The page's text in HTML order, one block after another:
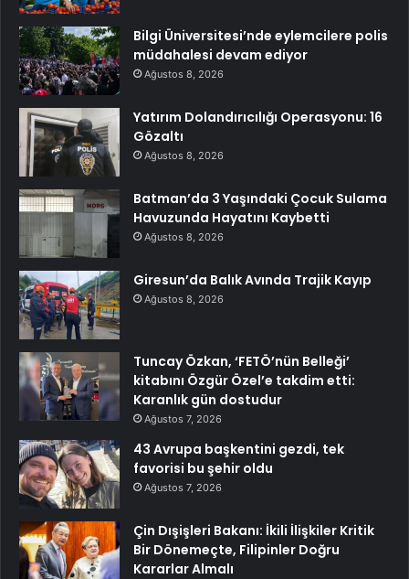
Bilgi Üniversitesi’nde eylemcilere polis
müdahalesi devam ediyor
Ağustos 8, 2026
Yatırım Dolandırıcılığı Operasyonu: 16
Gözaltı
Ağustos 8, 2026
Batman’da 3 Yaşındaki Çocuk Sulama
Havuzunda Hayatını Kaybetti
Ağustos 8, 2026
Giresun’da Balık Avında Trajik Kayıp
Ağustos 8, 2026
Tuncay Özkan, ‘FETÖ’nün Belleği’
kitabını Özgür Özel’e takdim etti:
Karanlık gün dostudur
Ağustos 7, 2026
43 Avrupa başkentini gezdi, tek
favorisi bu şehir oldu
Ağustos 7, 2026
Çin Dışişleri Bakanı: İkili İlişkiler Kritik
Bir Dönemeçte, Filipinler Doğru
Kararlar Almalı